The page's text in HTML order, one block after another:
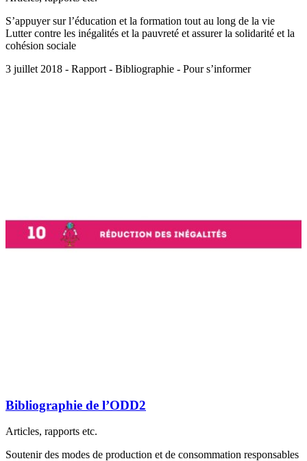
S’appuyer sur l’éducation et la formation tout au long de la vie
Lutter contre les inégalités et la pauvreté et assurer la solidarité et la
cohésion sociale
3 juillet 2018 - Rapport - Bibliographie - Pour s’informer
Bibliographie de l’ODD2
Articles, rapports etc.
Soutenir des modes de production et de consommation responsables